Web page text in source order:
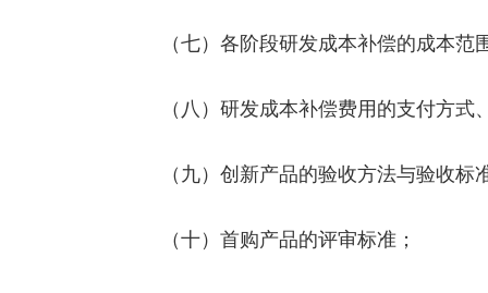
（七）各阶段研发成本补偿的成本范
（八）研发成本补偿费用的支付方式
（九）创新产品的验收方法与验收标
（十）首购产品的评审标准；